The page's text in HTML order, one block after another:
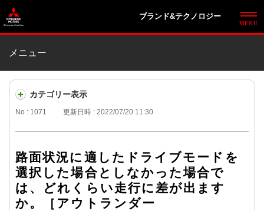
ブランド&テクノロジー
メニュー
カテゴリー表示
No : 1071 更新日時 : 2022/07/20 11:30
路面状況に適したドライブモードを
選択した場合としなかった場合で
は、どれくらい走行に差が出ます
か。［アウトランダー